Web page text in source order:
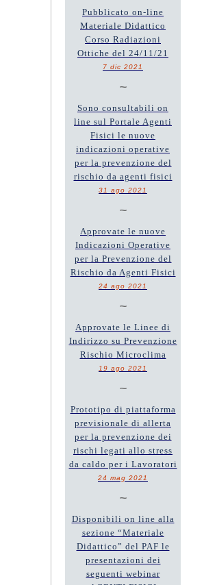
Pubblicato on-line
Materiale Didattico
Corso Radiazioni
Ottiche del 24/11/21
7 dic 2021
~
Sono consultabili on
line sul Portale Agenti
Fisici le nuove
indicazioni operative
per la prevenzione del
rischio da agenti fisici
31 ago 2021
~
Approvate le nuove
Indicazioni Operative
per la Prevenzione del
Rischio da Agenti Fisici
24 ago 2021
~
Approvate le Linee di
Indirizzo su Prevenzione
Rischio Microclima
19 ago 2021
~
Prototipo di piattaforma
previsionale di allerta
per la prevenzione dei
rischi legati allo stress
da caldo per i Lavoratori
24 mag 2021
~
Disponibili on line alla
sezione “Materiale
Didattico” del PAF le
presentazioni dei
seguenti webinar